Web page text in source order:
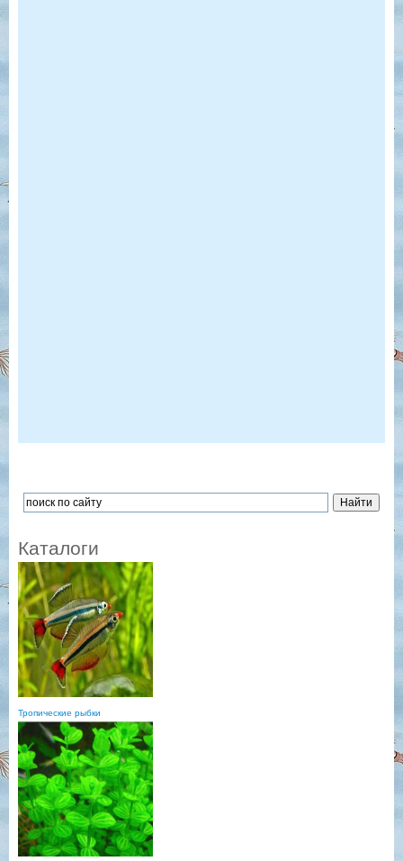
Каталоги
Тропические рыбки